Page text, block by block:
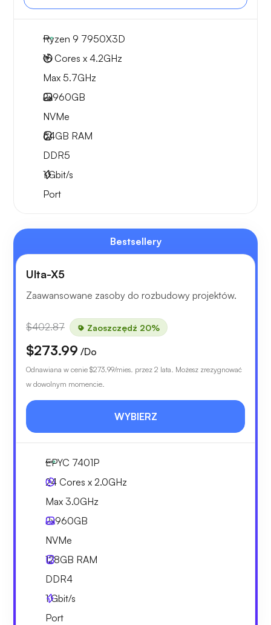
Ryzen 9 7950X3D
16 Cores x 4.2GHz
Max 5.7GHz
2x960GB
NVMe
64GB RAM
DDR5
1Gbit/s
Port
Bestsellery
Ulta-X5
Zaawansowane zasoby do rozbudowy projektów.
$402.87 Zaoszczędź 20%
$273.99 /Do
Odnawiana w cenie $273.99/mies. przez 2 lata. Możesz zrezygnować
w dowolnym momencie.
WYBIERZ
EPYC 7401P
24 Cores x 2.0GHz
Max 3.0GHz
2x960GB
NVMe
128GB RAM
DDR4
1Gbit/s
Port